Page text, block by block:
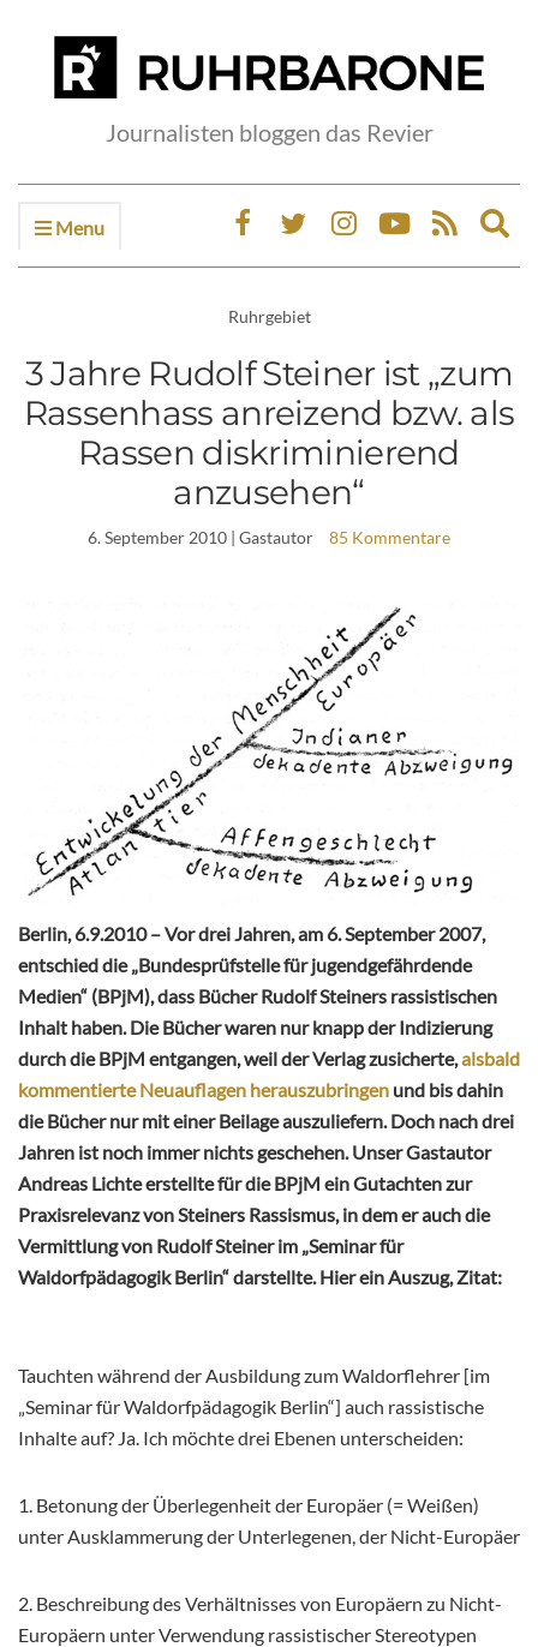
Journalisten bloggen das Revier
Menu
Ruhrgebiet
3 Jahre Rudolf Steiner ist „zum
Rassenhass anreizend bzw. als
Rassen diskriminierend
anzusehen“
6. September 2010 | Gastautor 85 Kommentare
Berlin, 6.9.2010 – Vor drei Jahren, am 6. September 2007,
entschied die „Bundesprüfstelle für jugendgefährdende
Medien“ (BPjM), dass Bücher Rudolf Steiners rassistischen
Inhalt haben. Die Bücher waren nur knapp der Indizierung
durch die BPjM entgangen, weil der Verlag zusicherte,alsbald
kommentierte Neuauflagen herauszubringen und bis dahin
die Bücher nur mit einer Beilage auszuliefern. Doch nach drei
Jahren ist noch immer nichts geschehen. Unser Gastautor
Andreas Lichte erstellte für die BPjM ein Gutachten zur
Praxisrelevanz von Steiners Rassismus, in dem er auch die
Vermittlung von Rudolf Steiner im „Seminar für
Waldorfpädagogik Berlin“ darstellte. Hier ein Auszug, Zitat:
Tauchten während der Ausbildung zum Waldorflehrer [im
„Seminar für Waldorfpädagogik Berlin“] auch rassistische
Inhalte auf? Ja. Ich möchte drei Ebenen unterscheiden:
1. Betonung der Überlegenheit der Europäer (= Weißen)
unter Ausklammerung der Unterlegenen, der Nicht-Europäer
2. Beschreibung des Verhältnisses von Europäern zu Nicht-
Europäern unter Verwendung rassistischer Stereotypen